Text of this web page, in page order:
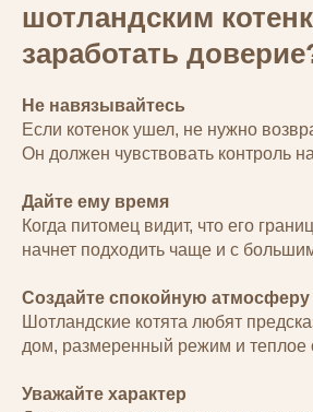
шотландским
заработать
Не навязывайтесь
Если котенок ушел, не нужно
Он должен чувствовать контроль
Дайте ему время
Когда питомец видит, что его
начнет подходить чаще и с
Создайте спокойную атмосферу
Шотландские котята любят
дом, размеренный режим и теплое
Уважайте характер